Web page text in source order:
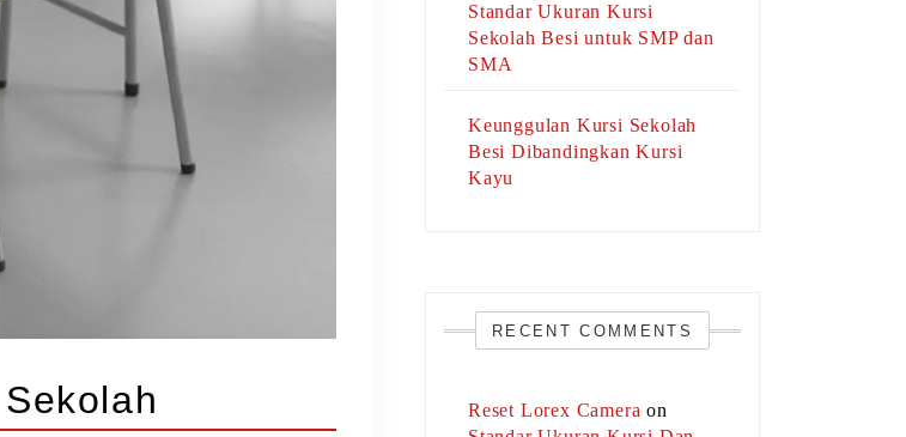
Standar Ukuran Kursi
Sekolah Besi untuk SMP dan
SMA
Keunggulan Kursi Sekolah
Besi Dibandingkan Kursi
Kayu
RECENT COMMENTS
Reset Lorex Camera on